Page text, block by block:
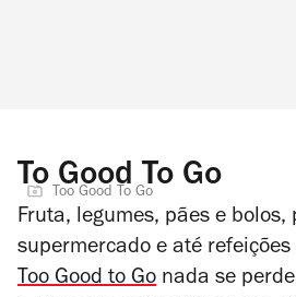
To Good To Go
Too Good To Go
Fruta, legumes, pães e bolos,
supermercado e até
Too Good to Go nada se